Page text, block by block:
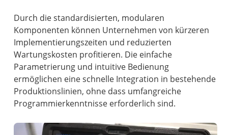
Durch die standardisierten, modularen
Komponenten können Unternehmen von kürzeren
Implementierungszeiten und reduzierten
Wartungskosten profitieren. Die einfache
Parametrierung und intuitive Bedienung
ermöglichen eine schnelle Integration in bestehende
Produktionslinien, ohne dass umfangreiche
Programmierkenntnisse erforderlich sind.